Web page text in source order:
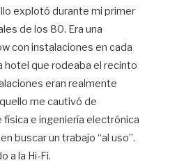
explotó durante mi primer
de los 80. Era una
con instalaciones en cada
hotel que rodeaba el recinto
eran realmente
me cautivó de
e ingeniería electrónica
buscar un trabajo “al uso”.
a la Hi-Fi.